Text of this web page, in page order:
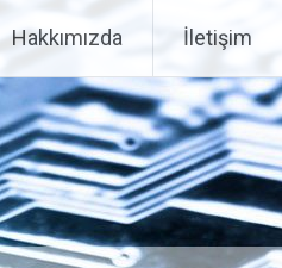
Hakkımızda İletişim